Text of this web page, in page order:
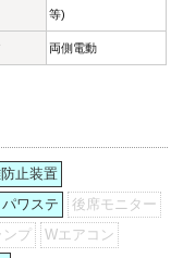
等)
両側電動
止装置
パワステ
後席モニター
プ
Wエアコン